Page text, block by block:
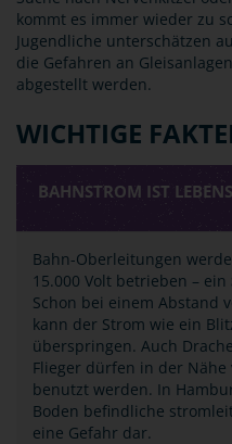
kommt es immer wieder zu
Jugendliche unterschätzen
die Gefahren an
abgestellt werden.
WICHTIGE
BAHNSTROM IST
Bahn-Oberleitungen
15.000 Volt betrieben ­– ein
Schon bei einem Abstand
kann der Strom wie ein
überspringen. Auch
Flieger dürfen in der
benutzt werden. In
Boden befindliche
eine Gefahr dar.